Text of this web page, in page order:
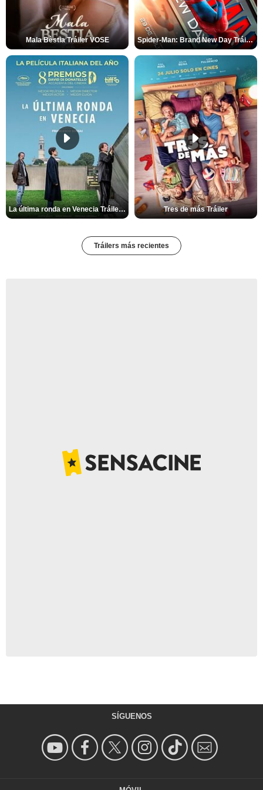
Mala Bèstia Tráiler VOSE Spider-Man: Brand New Day Tráiler (3)
La última ronda en Venecia Tráiler VOSE Tres de más Tráiler
Tráilers más recientes
SÍGUENOS